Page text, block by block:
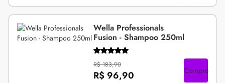
Wella Professionals
Fusion - Shampoo 250ml
R$ 183,90
R$ 96,90 Compre